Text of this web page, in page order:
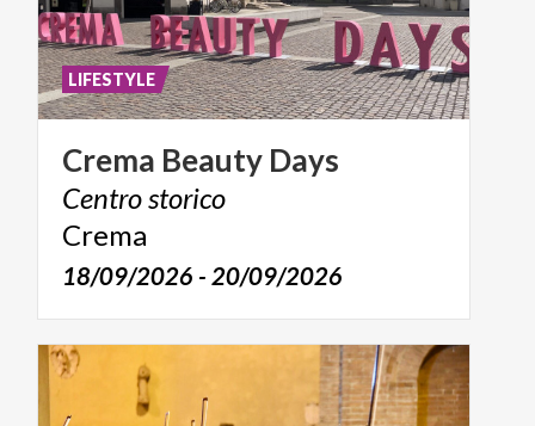
Crema Beauty Days
Centrostorico
Crema
18/09/2026 - 20/09/2026
LIFESTYLE